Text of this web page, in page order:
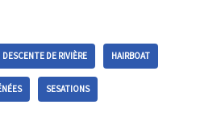
DESCENTE DE RIVIÈRE HAIRBOAT
SESATIONS